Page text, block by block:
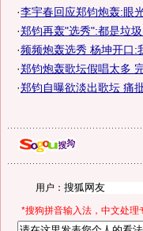
·李宇春回应郑钧炮轰:眼
·郑钧再轰"选秀":都是垃
·频频炮轰选秀 杨坤开口:
·郑钧炮轰歌坛假唱太多
·郑钧自曝欲淡出歌坛 痛
用户：
*搜狗拼音输入法，中文处理